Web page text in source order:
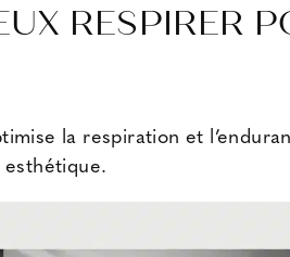
RESPIRER
la respiration et